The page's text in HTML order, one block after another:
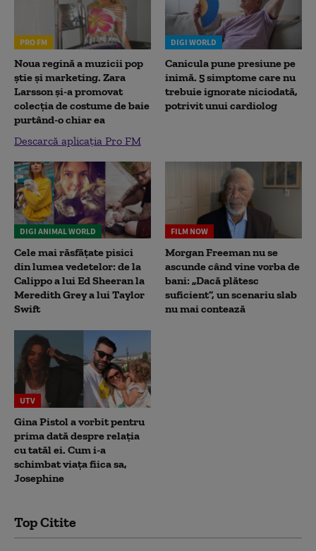
PRO FM
Noua regină a muzicii pop
știe și marketing. Zara
Larsson și-a promovat
colecția de costume de baie
purtând-o chiar ea
Descarcă aplicația Pro FM
DIGI WORLD
Canicula pune presiune pe
inimă. 5 simptome care nu
trebuie ignorate niciodată,
potrivit unui cardiolog
DIGI ANIMAL WORLD
Cele mai răsfățate pisici
din lumea vedetelor: de la
Calippo a lui Ed Sheeran la
Meredith Grey a lui Taylor
Swift
FILM NOW
Morgan Freeman nu se
ascunde când vine vorba de
bani: „Dacă plătesc
suficient”, un scenariu slab
nu mai contează
UTV
Gina Pistol a vorbit pentru
prima dată despre relația
cu tatăl ei. Cum i-a
schimbat viața fiica sa,
Josephine
Top Citite